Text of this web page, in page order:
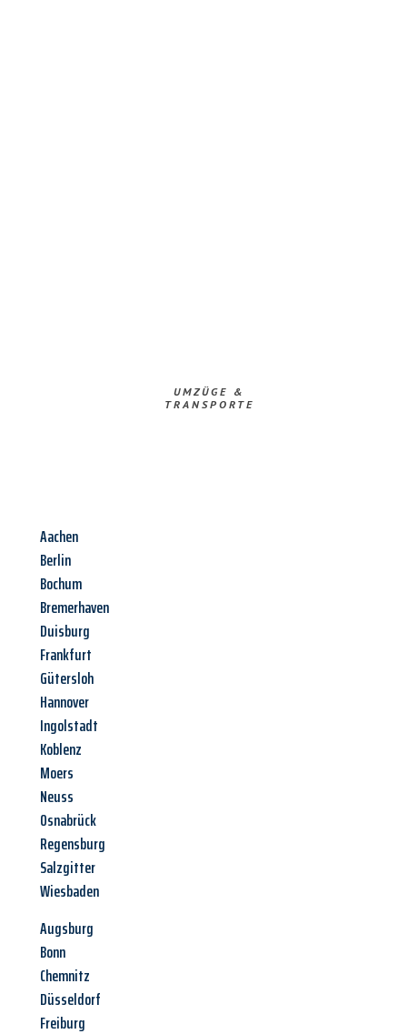
UMZÜGE &
TRANSPORTE
Aachen
Berlin
Bochum
Bremerhaven
Duisburg
Frankfurt
Gütersloh
Hannover
Ingolstadt
Koblenz
Moers
Neuss
Osnabrück
Regensburg
Salzgitter
Wiesbaden
Augsburg
Bonn
Chemnitz
Düsseldorf
Freiburg